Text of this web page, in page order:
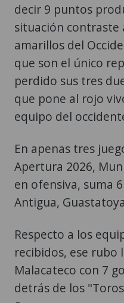
decir 9 puntos
situación contraste
amarillos del
que son el único
perdido sus tres
que pone al rojo
equipo del
En apenas tres
Apertura 2026,
en ofensiva, suma
Antigua,
Respecto a los
recibidos, ese rubo
Malacateco con 7
detrás de los